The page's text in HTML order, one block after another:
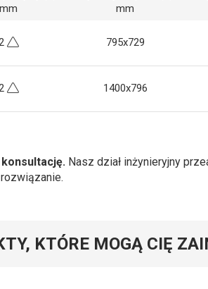
mm
mm
795x729
1400x796
Nasz dział inżynieryjny
KTÓRE MOGĄ CIĘ